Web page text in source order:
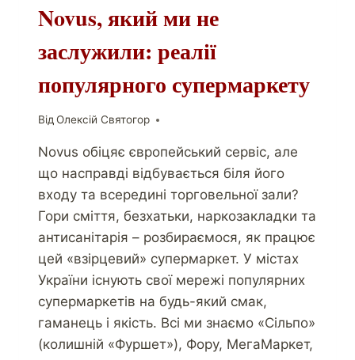
Novus, який ми не
заслужили: реалії
популярного супермаркету
ВідОлексій Святогор
Novus обіцяє європейський сервіс, але
що насправді відбувається біля його
входу та всередині торговельної зали?
Гори сміття, безхатьки, наркозакладки та
антисанітарія – розбираємося, як працює
цей «взірцевий» супермаркет. У містах
України існують свої мережі популярних
супермаркетів на будь-який смак,
гаманець і якість. Всі ми знаємо «Сільпо»
(колишній «Фуршет»), Фору, МегаМаркет,